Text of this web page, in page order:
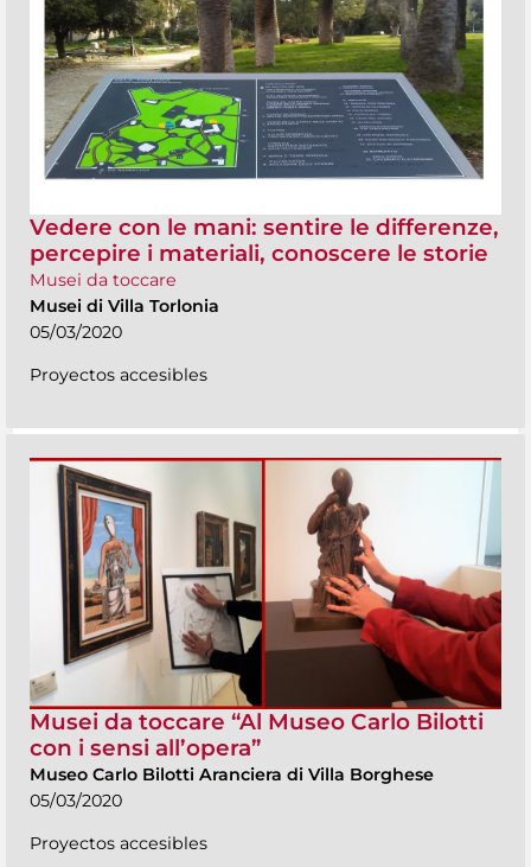
Vedere con le mani: sentire le differenze,
percepire i materiali, conoscere le storie
Musei da toccare
Musei di Villa Torlonia
05/03/2020
Proyectos accesibles
Musei da toccare “Al Museo Carlo Bilotti
con i sensi all’opera”
Museo Carlo Bilotti Aranciera di Villa Borghese
05/03/2020
Proyectos accesibles